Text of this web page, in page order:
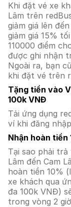
Khi đặt vé xe
Lâm trên
giảm giá lên
giảm giá 15%
110000 điểm
được ghi nhận
Ngoài ra, bạn
khi đặt vé trên
Tặng tiền vào
100k VNĐ
Tải ứng dụng
ví khi đăng
Nhận hoàn
Tại sao phải
Lâm đến Cam
hoàn tiền 10%
xe khách qua
đa 100k VNĐ)
trong vòng 2